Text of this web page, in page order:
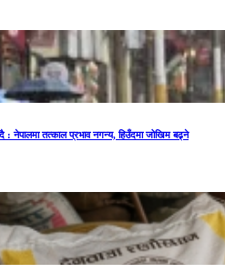
: नेपालमा तत्काल प्रभाव नगन्य, हिउँदमा जोखिम बढ्ने